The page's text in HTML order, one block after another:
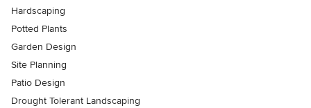
Hardscaping
Potted Plants
Garden Design
Site Planning
Patio Design
Drought Tolerant Landscaping